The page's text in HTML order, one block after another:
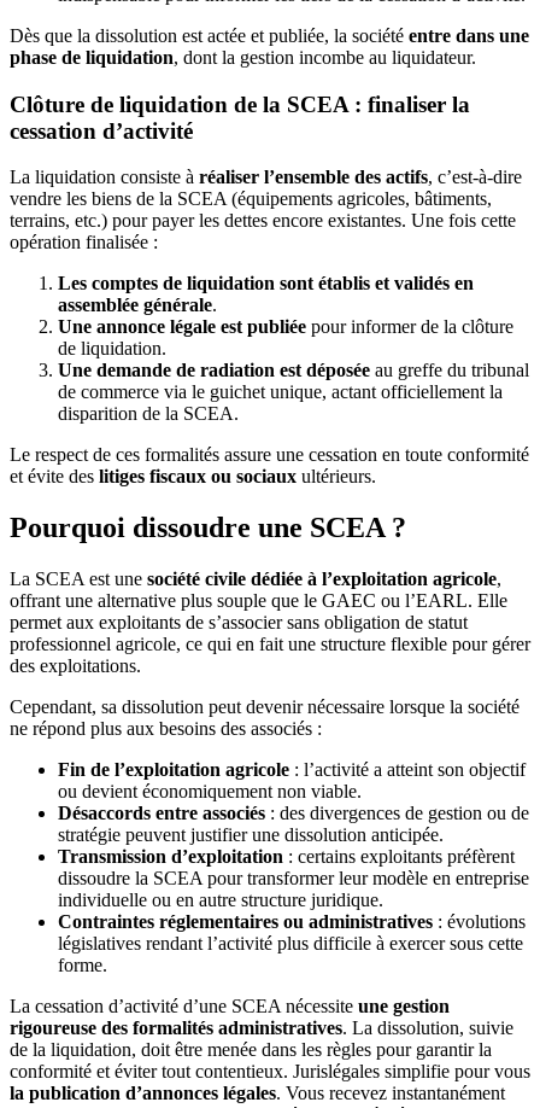
Dès que la dissolution est actée et publiée, la société entre dans une
phase de liquidation, dont la gestion incombe au liquidateur.
Clôture de liquidation de la SCEA : finaliser la
cessation d’activité
La liquidation consiste à réaliser l’ensemble des actifs, c’est-à-dire
vendre les biens de la SCEA (équipements agricoles, bâtiments,
terrains, etc.) pour payer les dettes encore existantes. Une fois cette
opération finalisée :
Les comptes de liquidation sont établis et validés en
assemblée générale.
Une annonce légale est publiée pour informer de la clôture
de liquidation.
Une demande de radiation est déposée au greffe du tribunal
de commerce via le guichet unique, actant officiellement la
disparition de la SCEA.
Le respect de ces formalités assure une cessation en toute conformité
et évite des litiges fiscaux ou sociaux ultérieurs.
Pourquoi dissoudre une SCEA ?
La SCEA est une société civile dédiée à l’exploitation agricole,
offrant une alternative plus souple que le GAEC ou l’EARL. Elle
permet aux exploitants de s’associer sans obligation de statut
professionnel agricole, ce qui en fait une structure flexible pour gérer
des exploitations.
Cependant, sa dissolution peut devenir nécessaire lorsque la société
ne répond plus aux besoins des associés :
Fin de l’exploitation agricole : l’activité a atteint son objectif
ou devient économiquement non viable.
Désaccords entre associés : des divergences de gestion ou de
stratégie peuvent justifier une dissolution anticipée.
Transmission d’exploitation : certains exploitants préfèrent
dissoudre la SCEA pour transformer leur modèle en entreprise
individuelle ou en autre structure juridique.
Contraintes réglementaires ou administratives : évolutions
législatives rendant l’activité plus difficile à exercer sous cette
forme.
La cessation d’activité d’une SCEA nécessite une gestion
rigoureuse des formalités administratives. La dissolution, suivie
de la liquidation, doit être menée dans les règles pour garantir la
conformité et éviter tout contentieux. Jurislégales simplifie pour vous
la publication d’annonces légales. Vous recevez instantanément